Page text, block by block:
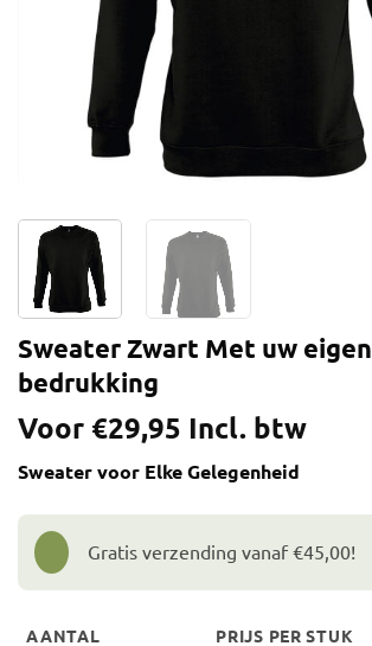
Sweater Zwart Met uw eigen
bedrukking
Voor €29,95 Incl. btw
Sweater voor Elke Gelegenheid
Gratis verzending vanaf €45,00!
AANTAL
PRIJS PER STUK